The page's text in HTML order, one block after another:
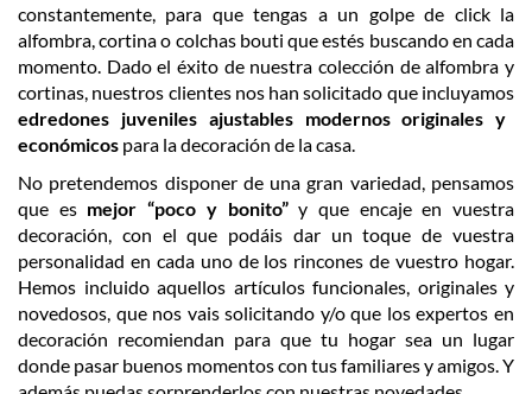
constantemente, para que tengas a un golpe de click la
alfombra, cortina o colchas bouti que estés buscando en cada
momento. Dado el éxito de nuestra colección de alfombra y
cortinas, nuestros clientes nos han solicitado que incluyamos
edredones juveniles ajustables modernos originales y
económicos para la decoración de la casa.
No pretendemos disponer de una gran variedad, pensamos
que es mejor “poco y bonito”y que encaje en vuestra
decoración, con el que podáis dar un toque de vuestra
personalidad en cada uno de los rincones de vuestro hogar.
Hemos incluido aquellos artículos funcionales, originales y
novedosos, que nos vais solicitando y/o que los expertos en
decoración recomiendan para que tu hogar sea un lugar
donde pasar buenos momentos con tus familiares y amigos. Y